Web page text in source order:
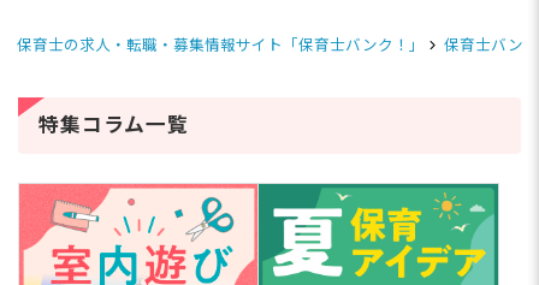
保育士の求人・転職・募集情報サイト「保育士バンク！」 保育士バン
特集コラム一覧